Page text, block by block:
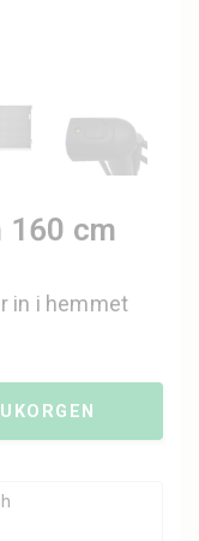
160 cm
in i hemmet